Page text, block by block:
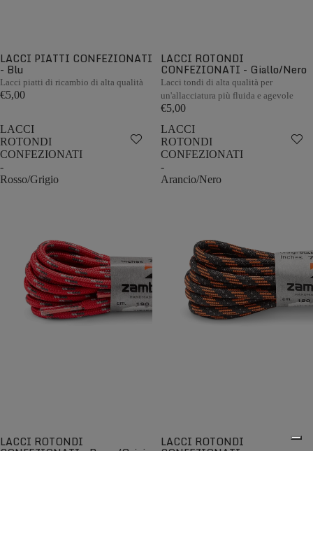
LACCI PIATTI CONFEZIONATI
- Blu
Lacci piatti di ricambio di alta qualità
€5,00
LACCI ROTONDI
CONFEZIONATI - Giallo/Nero
Lacci tondi di alta qualità per
un'allacciatura più fluida e agevole
€5,00
LACCI
ROTONDI
CONFEZIONATI
-
Rosso/Grigio
LACCI ROTONDI
CONFEZIONATI - Rosso/Grigio
LACCI
ROTONDI
CONFEZIONATI
-
Arancio/Nero
LACCI ROTONDI
CONFEZIONATI -